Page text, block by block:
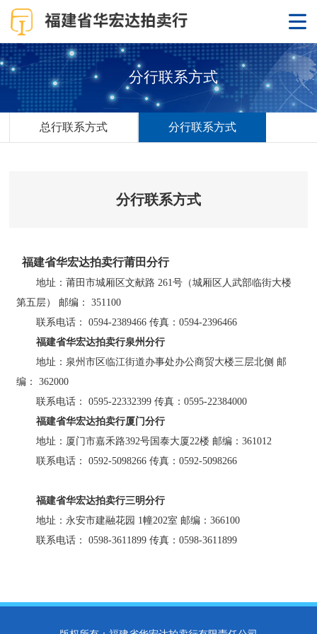
分行联系方式
总行联系方式 分行联系方式
分行联系方式
福建省华宏达拍卖行莆田分行
地址：莆田市城厢区文献路 261号（城厢区人武部临街大楼
第五层） 邮编： 351100
联系电话： 0594-2389466 传真：0594-2396466
福建省华宏达拍卖行泉州分行
地址：泉州市区临江街道办事处办公商贸大楼三层北侧 邮
编： 362000
联系电话： 0595-22332399 传真：0595-22384000
福建省华宏达拍卖行厦门分行
地址：厦门市嘉禾路392号国泰大厦22楼 邮编：361012
联系电话： 0592-5098266 传真：0592-5098266
福建省华宏达拍卖行三明分行
地址：永安市建融花园 1幢202室 邮编：366100
联系电话： 0598-3611899 传真：0598-3611899